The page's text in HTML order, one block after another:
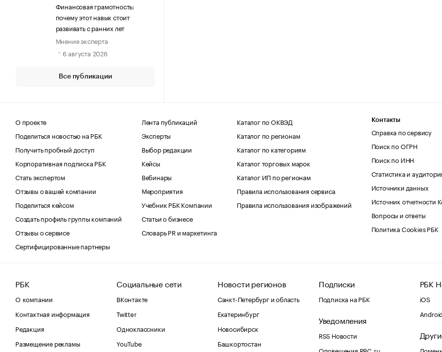
Финансовая грамотность:
почему этот навык стоит
развивать с ранних лет
Мнение эксперта
6 августа 2026
Все публикации
О проекте
Поделиться новостью на РБК
Получить пробный доступ
Корпоративная подписка РБК
Стать экспертом
Отзывы о вашей компании
Поделиться кейсом
Создать профиль группы компаний
Отзывы о сервисе
Сертифицированные партнеры
Лента публикаций
Эксперты
Выбор редакции
Кейсы
Вебинары
Мероприятия
Учебник РБК Компании
Статьи о бизнесе
Словарь PR и маркетинга
Каталог по ОКВЭД
Каталог по регионам
Каталог по категориям
Каталог торговых марок
Каталог ИП по регионам
Правила использования сервиса
Правила использования изображений
Контакты
Справка по сервису
Поиск по ОГРН
Поиск по ИНН
Статистика и
Источники данных
Источник отчетности
Вопросы и ответы
Политика Cookies РБК
РБК
О компании
Контактная информация
Редакция
Размещение рекламы
Социальные сети
ВКонтакте
Twitter
Одноклассники
YouTube
Новости регионов
Санкт-Петербург и область
Екатеринбург
Новосибирск
Башкортостан
Подписки
Подписка на РБК
Уведомления
RSS Новости
Оповещения RBC.ru
РБК
iOS